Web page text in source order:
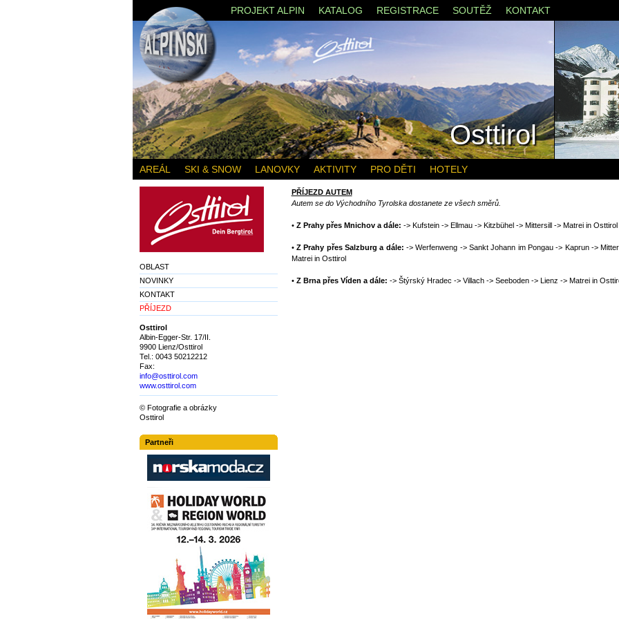
PŘÍJEZD AUTEM
Autem se do Východního Tyrolska dostanete ze všech směrů.
• Z Prahy přes Mnichov a dále: -> Kufstein -> Ellmau -> Kitzbühel -> Mittersill -> Matrei in Osttirol
• Z Prahy přes Salzburg a dále: -> Werfenweng -> Sankt Johann im Pongau -> Kaprun ->
Matrei in Osttirol
• Z Brna přes Víden a dále: -> Štýrský Hradec -> Villach -> Seeboden -> Lienz -> Matrei in
OBLAST
NOVINKY
KONTAKT
PŘÍJEZD
Osttirol
Albin-Egger-Str. 17/II.
9900 Lienz/Osttirol
Tel.: 0043 50212212
Fax:
info@osttirol.com
www.osttirol.com
© Fotografie a obrázky
Osttirol
Partneři
PROJEKT ALPIN KATALOG REGISTRACE SOUTĚŽ KONTAKT
AREÁL SKI & SNOW LANOVKY AKTIVITY PRO DĚTI HOTELY
Osttirol